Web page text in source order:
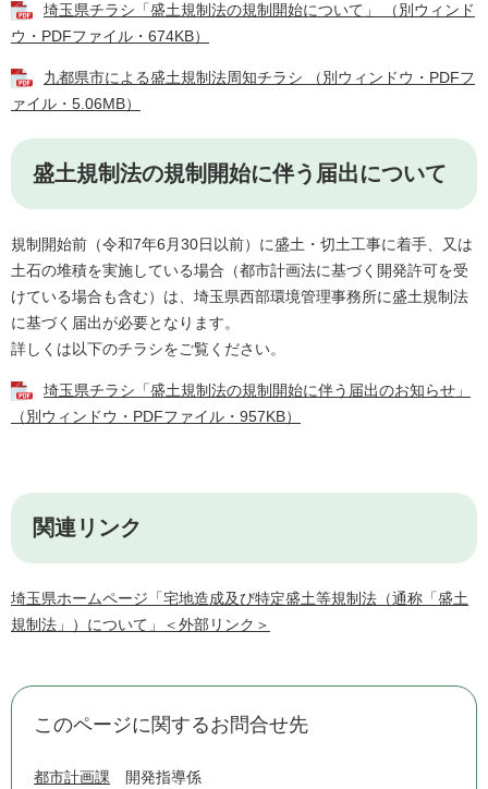
埼玉県チラシ「盛土規制法の規制開始について」 （別ウィンド
ウ・PDFファイル・674KB）
九都県市による盛土規制法周知チラシ （別ウィンドウ・PDFフ
ァイル・5.06MB）
盛土規制法の規制開始に伴う届出について
規制開始前（令和7年6月30日以前）に盛土・切土工事に着手、又は
土石の堆積を実施している場合（都市計画法に基づく開発許可を受
けている場合も含む）は、埼玉県西部環境管理事務所に盛土規制法
に基づく届出が必要となります。
詳しくは以下のチラシをご覧ください。
埼玉県チラシ「盛土規制法の規制開始に伴う届出のお知らせ」
（別ウィンドウ・PDFファイル・957KB）
関連リンク
埼玉県ホームページ「宅地造成及び特定盛土等規制法（通称「盛土
規制法」）について」＜外部リンク＞
このページに関するお問合せ先
都市計画課 開発指導係